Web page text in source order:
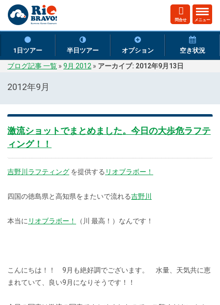
ト
グ
ナ
ビ
メニュー
問合せ
1日ツアー 半日ツアー オプション 空き状況
ブログ記事 一覧 » 9月 2012 » アーカイブ: 2012年9月13日
2012年9月
激流ショットでまとめました。今日の大歩危ラフテ
ィング！！
吉野川ラフティング を提供する リオブラボー！
四国の徳島県と高知県をまたいで流れる吉野川
本当に リオブラボー！ （川 最高！）なんです！
こんにちは！！ 9月も絶好調でございます。 水量、天気共に恵
まれていて、良い9月になりそうです！！